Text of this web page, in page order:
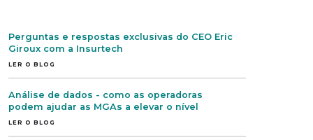
Perguntas e respostas exclusivas do CEO Eric
Giroux com a Insurtech
LER O BLOG
Análise de dados - como as operadoras
podem ajudar as MGAs a elevar o nível
LER O BLOG